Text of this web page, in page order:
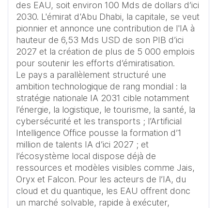
des EAU, soit environ 100 Mds de dollars d’ici
2030. L'émirat d'Abu Dhabi, la capitale, se veut
pionnier et annonce une contribution de l'IA à
hauteur de 6,53 Mds USD de son PIB d’ici
2027 et la création de plus de 5 000 emplois
pour soutenir les efforts d’émiratisation.
Le pays a parallèlement structuré une
ambition technologique de rang mondial : la
stratégie nationale IA 2031 cible notamment
l’énergie, la logistique, le tourisme, la santé, la
cybersécurité et les transports ; l’Artificial
Intelligence Office pousse la formation d’1
million de talents IA d’ici 2027 ; et
l’écosystème local dispose déjà de
ressources et modèles visibles comme Jais,
Oryx et Falcon. Pour les acteurs de l’IA, du
cloud et du quantique, les EAU offrent donc
un marché solvable, rapide à exécuter,